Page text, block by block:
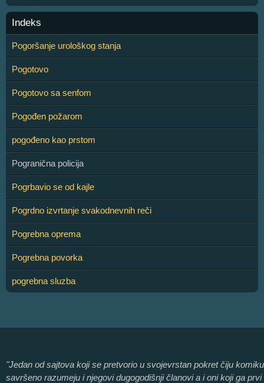
Indeks
Pogoršanje urološkog stanja
Pogotovo
Pogotovo sa senfom
Pogođen požarom
pogođeno kao prstom
Pogranična policija
Pogrbavio se od kajle
Pogrdno izvrtanje svakodnevnih reči
Pogrebna oprema
Pogrebna povorka
pogrebna sluzba
"Jedan od sajtova koji se pretvorio u svojevrstan pokret čiju komiku
savršeno razumeju i njegovi dugogodišnji članovi a i oni koji ga prvi